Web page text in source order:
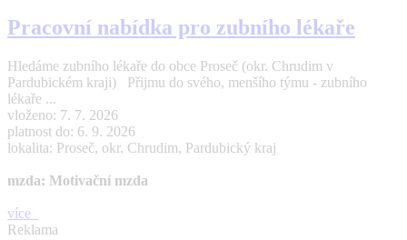
Pracovní nabídka pro zubního lékaře
Hledáme zubního lékaře do obce Proseč (okr. Chrudim v
Pardubickém kraji) Přijmu do svého, menšího týmu - zubního
lékaře ...
vloženo: 7. 7. 2026
platnost do: 6. 9. 2026
lokalita: Proseč, okr. Chrudim, Pardubický kraj
mzda: Motivační mzda
více
Reklama